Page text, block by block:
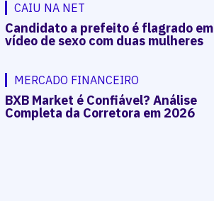
CAIU NA NET
Candidato a prefeito é flagrado em
vídeo de sexo com duas mulheres
MERCADO FINANCEIRO
BXB Market é Confiável? Análise
Completa da Corretora em 2026